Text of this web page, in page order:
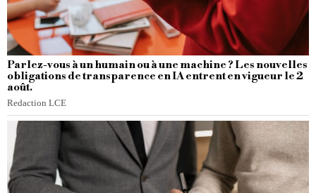
Parlez-vous à un humain ou à une machine ? Les nouvelles
obligations de transparence en IA entrent en vigueur le 2
août.
Redaction LCE